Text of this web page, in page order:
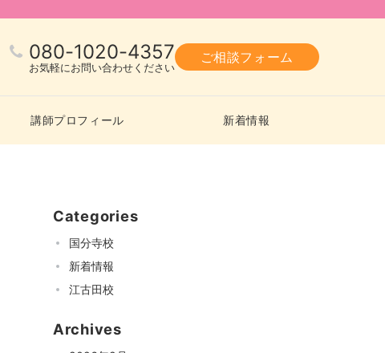
080-1020-4357
お気軽にお問い合わせください
ご相談フォーム
講師プロフィール 新着情報
Categories
国分寺校
新着情報
江古田校
Archives